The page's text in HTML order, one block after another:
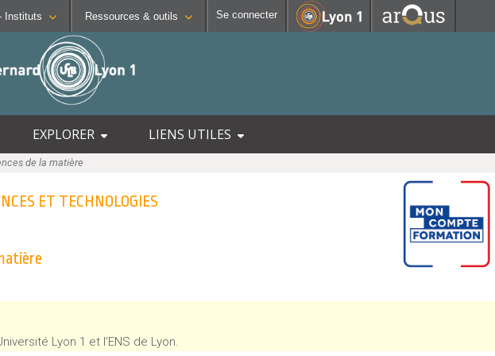
Facultés - Ecoles - Instituts Ressources & outils Se connecter
Sud - Charles Mérieux
UFR STAPS (Sciences et Techniques des Activités
UFR FS (Chimie, Mathématique, Physique)
GEP (Génie Electrique des Procédés - Département
CONTACTS
Annuaire
EXPLORER LIENS UTILES
de la matière
ET TECHNOLOGIES
Lyon 1 et l'ENS de Lyon.